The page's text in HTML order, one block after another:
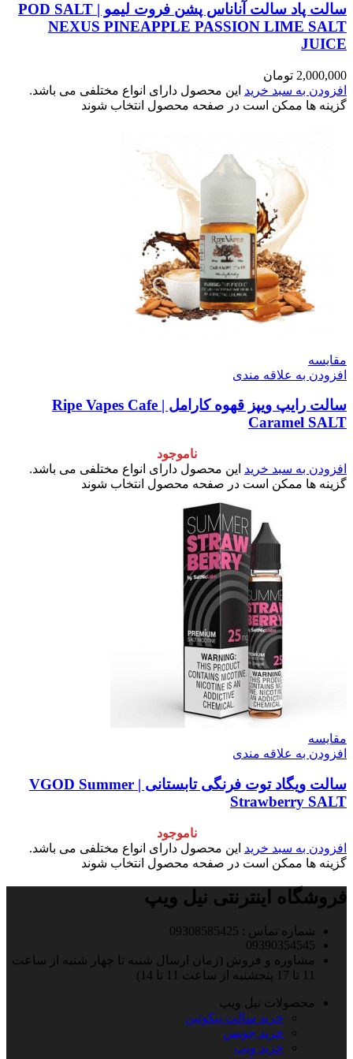
سالت پاد سالت آناناس پشن فروت لیمو | POD SALT
NEXUS PINEAPPLE PASSION LIME SALT
JUICE
2,000,000 تومان
افزودن به سبد خرید این محصول دارای انواع مختلفی می باشد.
گزینه ها ممکن است در صفحه محصول انتخاب شوند
مقایسه
افزودن به علاقه مندی
سالت رایپ ویپز قهوه کارامل | Ripe Vapes Cafe
Caramel SALT
ناموجود
افزودن به سبد خرید این محصول دارای انواع مختلفی می باشد.
گزینه ها ممکن است در صفحه محصول انتخاب شوند
مقایسه
افزودن به علاقه مندی
سالت ویگاد توت فرنگی تابستانی | VGOD Summer
Strawberry SALT
ناموجود
افزودن به سبد خرید این محصول دارای انواع مختلفی می باشد.
گزینه ها ممکن است در صفحه محصول انتخاب شوند
فروشگاه اینترنتی نیل ویپ
شماره تماس : 09308585425
09390354545
مشاوره و فروش (زمان ارسال شنبه تا چهار شنبه از ساعت
11 تا 17 پنجشنبه از ساعت 11 تا 14)
محصولات نیل ویپ
خرید سالت نیکوتین
خرید جویس
خرید ویپ